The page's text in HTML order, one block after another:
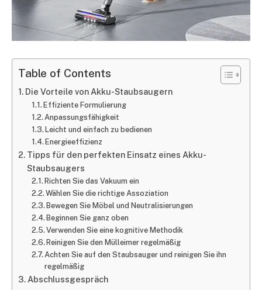
Table of Contents
Die Vorteile von Akku-Staubsaugern
Effiziente Formulierung
Anpassungsfähigkeit
Leicht und einfach zu bedienen
Energieeffizienz
Tipps für den perfekten Einsatz eines Akku-
Staubsaugers
Richten Sie das Vakuum ein
Wählen Sie die richtige Assoziation
Bewegen Sie Möbel und Neutralisierungen
Beginnen Sie ganz oben
Verwenden Sie eine kognitive Methodik
Reinigen Sie den Mülleimer regelmäßig
Achten Sie auf den Staubsauger und reinigen Sie ihn
regelmäßig
Abschlussgespräch